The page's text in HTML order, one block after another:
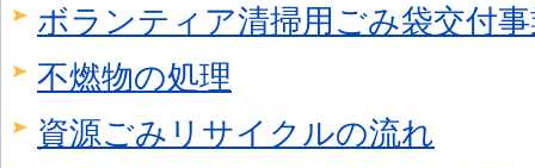
ボランティア清掃用ごみ袋交付
不燃物の処理
資源ごみリサイクルの流れ